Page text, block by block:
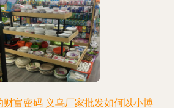
财富密码 义乌厂家批发如何以小博